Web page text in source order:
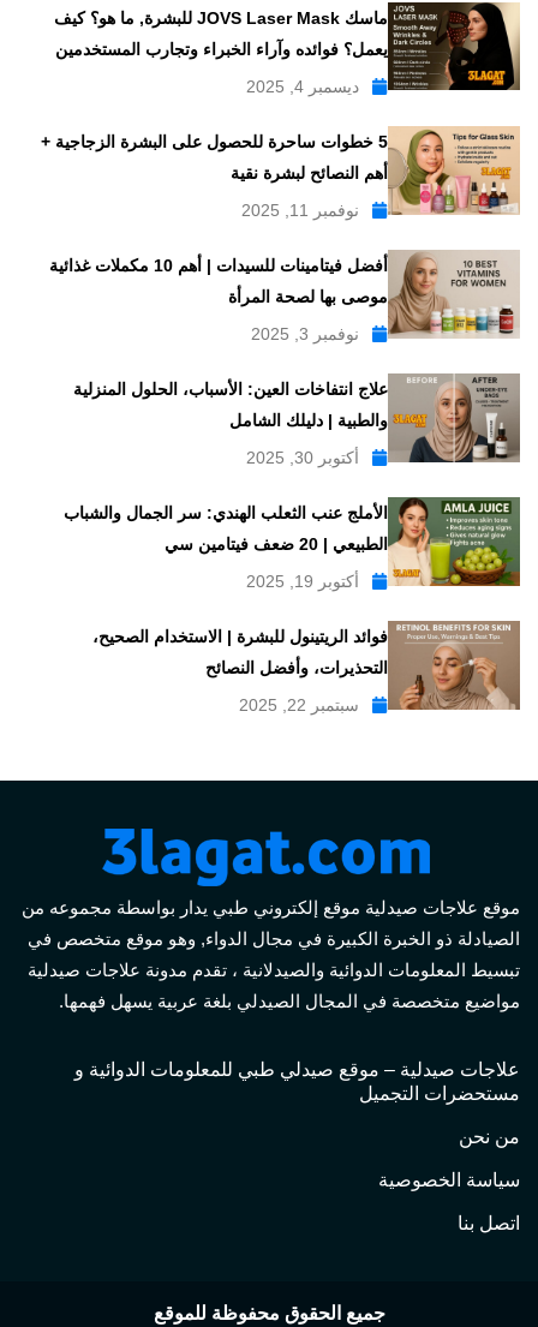
ماسك JOVS Laser Mask للبشرة, ما هو؟ كيف
يعمل؟ فوائده وآراء الخبراء وتجارب المستخدمين
ديسمبر 4, 2025
5 خطوات ساحرة للحصول على البشرة الزجاجية +
أهم النصائح لبشرة نقية
نوفمبر 11, 2025
أفضل فيتامينات للسيدات | أهم 10 مكملات غذائية
موصى بها لصحة المرأة
نوفمبر 3, 2025
علاج انتفاخات العين: الأسباب، الحلول المنزلية
والطبية | دليلك الشامل
أكتوبر 30, 2025
الأملج عنب الثعلب الهندي: سر الجمال والشباب
الطبيعي | 20 ضعف فيتامين سي
أكتوبر 19, 2025
فوائد الريتينول للبشرة | الاستخدام الصحيح،
التحذيرات، وأفضل النصائح
سبتمبر 22, 2025
موقع علاجات صيدلية موقع إلكتروني طبي يدار بواسطة مجموعه من
الصيادلة ذو الخبرة الكبيرة في مجال الدواء, وهو موقع متخصص في
تبسيط المعلومات الدوائية والصيدلانية ، تقدم مدونة علاجات صيدلية
مواضيع متخصصة في المجال الصيدلي بلغة عربية يسهل فهمها.
علاجات صيدلية – موقع صيدلي طبي للمعلومات الدوائية و
مستحضرات التجميل
من نحن
سياسة الخصوصية
اتصل بنا
جميع الحقوق محفوظة للموقع